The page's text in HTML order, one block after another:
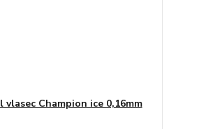
vlasec Champion ice 0,16mm